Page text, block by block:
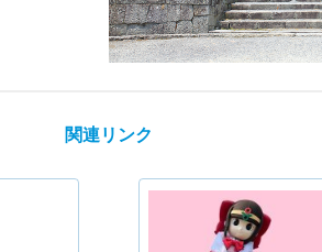
関連リンク